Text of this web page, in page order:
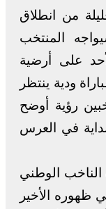
من انطلاق
المنتخب
على أرضية
ودية ينتظر
رؤية أوضح
في العرس
الناخب الوطني
الأخير